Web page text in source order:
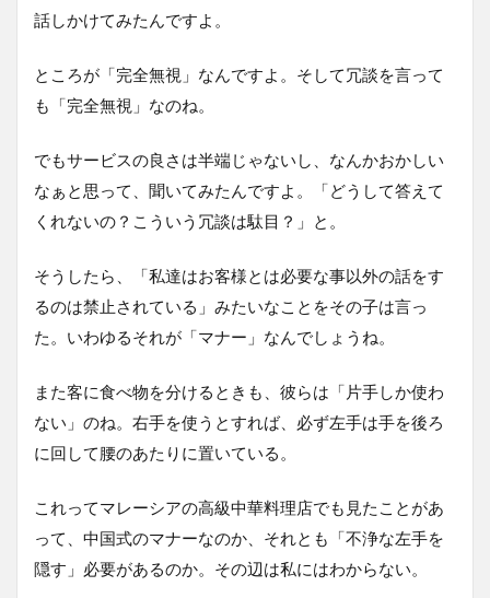
話しかけてみたんですよ。
ところが「完全無視」なんですよ。そして冗談を言って
も「完全無視」なのね。
でもサービスの良さは半端じゃないし、なんかおかしい
なぁと思って、聞いてみたんですよ。「どうして答えて
くれないの？こういう冗談は駄目？」と。
そうしたら、「私達はお客様とは必要な事以外の話をす
るのは禁止されている」みたいなことをその子は言っ
た。いわゆるそれが「マナー」なんでしょうね。
また客に食べ物を分けるときも、彼らは「片手しか使わ
ない」のね。右手を使うとすれば、必ず左手は手を後ろ
に回して腰のあたりに置いている。
これってマレーシアの高級中華料理店でも見たことがあ
って、中国式のマナーなのか、それとも「不浄な左手を
隠す」必要があるのか。その辺は私にはわからない。